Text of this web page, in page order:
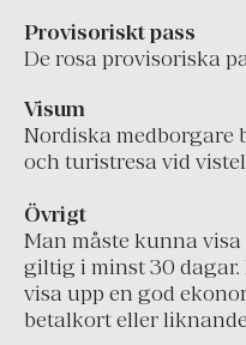
Grekland
Island
Italien
Montenegro
Nederländerna
Portugal
Schweiz
Provisoriskt pass
De rosa provisoriska
Visum
Nordiska medborgare
och turistresa vid
Övrigt
Man måste kunna
giltig i minst 30 dagar.
visa upp en god
betalkort eller